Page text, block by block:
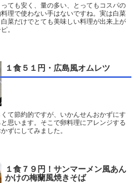
ても安く、量の多い、とってもコスパの
理で使わない手はないですね。実は白菜
菜だけでとても美味しい料理が出来上が
。
１食５１円・広島風オムレツ
て節約的ですが、いかんせんおかずにす
思います。そこで卵料理にアレンジする
ずにしてみました。
１食７９円！サンマーメン風あん
かけの梅蘭風焼きそば